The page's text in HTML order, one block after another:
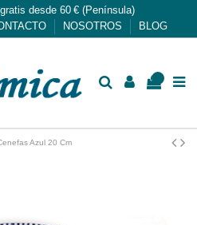
desde 60 € (Península)
NOSOTROS BLOG
Azul 20 Cm